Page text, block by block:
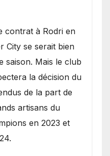
contrat à Rodri en
City se serait bien
saison. Mais le club
la décision du
de la part de
artisans du
en 2023 et